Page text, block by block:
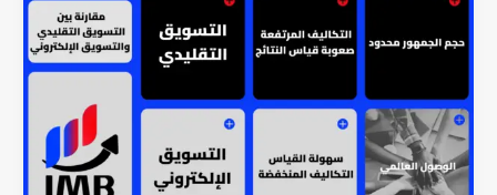
الالكتروني:
المفتاح
الذهبي
الأعمال
في
العصر
الرقمي